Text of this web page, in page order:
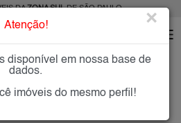
DAZONA SULDE SÃO PAULO
VILA MORAES
Zona Sul de São Paulo
Atenção! ×
disponível em nossa base de
dados.
imóveis do mesmo perfil!